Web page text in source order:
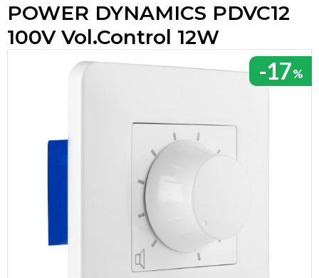
POWER DYNAMICS PDVC12
100V Vol.Control 12W
-17%